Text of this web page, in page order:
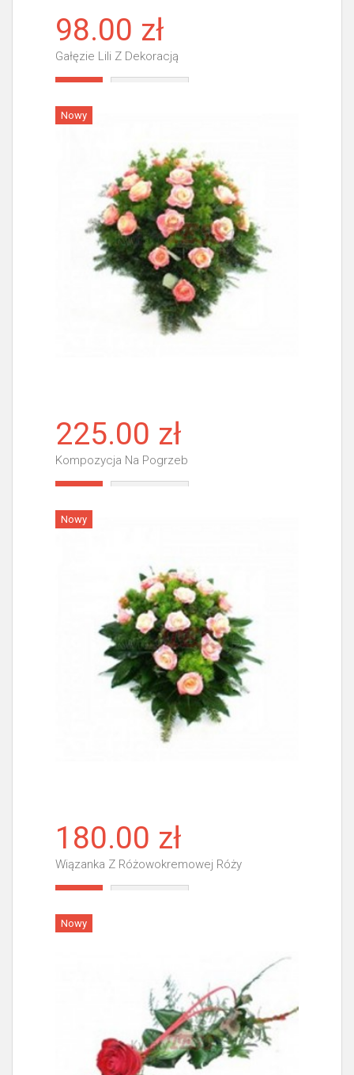
98.00 zł
Gałęzie Lili Z Dekoracją
Nowy
225.00 zł
Kompozycja Na Pogrzeb
Nowy
180.00 zł
Wiązanka Z Różowokremowej Róży
Nowy